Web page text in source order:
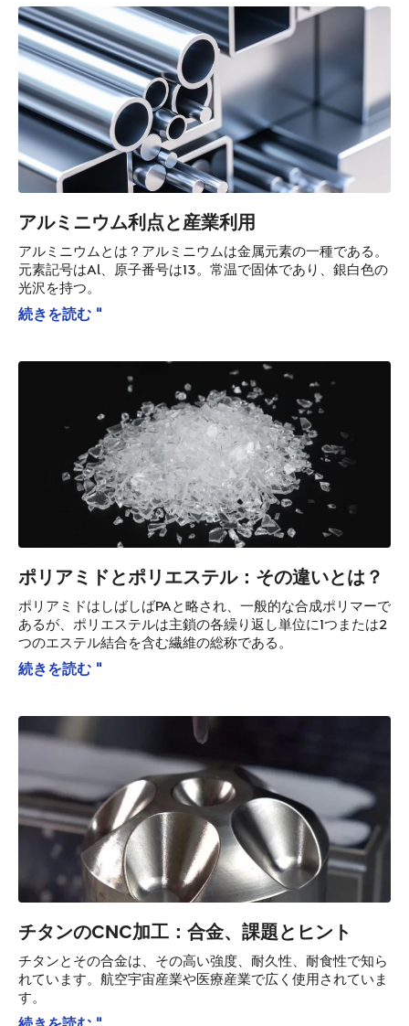
アルミニウム利点と産業利用
アルミニウムとは？アルミニウムは金属元素の一種である。
元素記号はAl、原子番号は13。常温で固体であり、銀白色の
光沢を持つ。
続きを読む "
ポリアミドとポリエステル：その違いとは？
ポリアミドはしばしばPAと略され、一般的な合成ポリマーで
あるが、ポリエステルは主鎖の各繰り返し単位に1つまたは2
つのエステル結合を含む繊維の総称である。
続きを読む "
チタンのCNC加工：合金、課題とヒント
チタンとその合金は、その高い強度、耐久性、耐食性で知ら
れています。航空宇宙産業や医療産業で広く使用されていま
す。